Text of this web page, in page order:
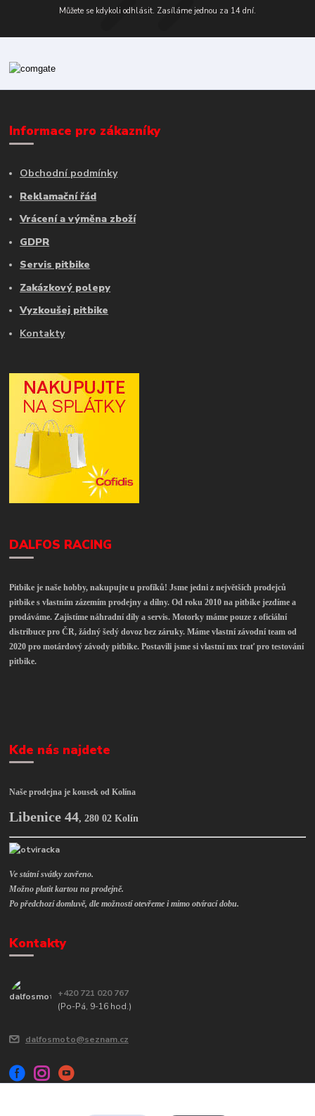
Můžete se kdykoli odhlásit. Zasíláme jednou za 14 dní.
Informace pro zákazníky
Obchodní podmínky
Reklamační řád
Vrácení a výměna zboží
GDPR
Servis pitbike
Zakázkový polepy
Vyzkoušej pitbike
Kontakty
DALFOS RACING
Pitbike je naše hobby, nakupujte u profíků! Jsme jedni z největších prodejců
pitbike s vlastním zázemím prodejny a dílny. Od roku 2010 na pitbike jezdíme a
prodáváme. Zajistíme náhradní díly a servis. Motorky máme pouze z oficiální
distribuce pro ČR, žádný šedý dovoz bez záruky. Máme vlastní závodní team od
2020 pro motárdový závody pitbike. Postavili jsme si vlastní mx trať pro testování
pitbike.
Kde nás najdete
Naše prodejna je kousek od Kolína
Libenice 44,280 02 Kolín
Ve státní svátky zavřeno.
Možno platit kartou na prodejně.
Po předchozí domluvě, dle možností otevřeme i mimo otvírací dobu.
Kontakty
+420 721 020 767
(Po-Pá, 9-16 hod.)
dalfosmoto@seznam.cz